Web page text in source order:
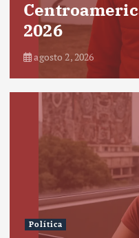
2026
agosto 2, 2026
Política